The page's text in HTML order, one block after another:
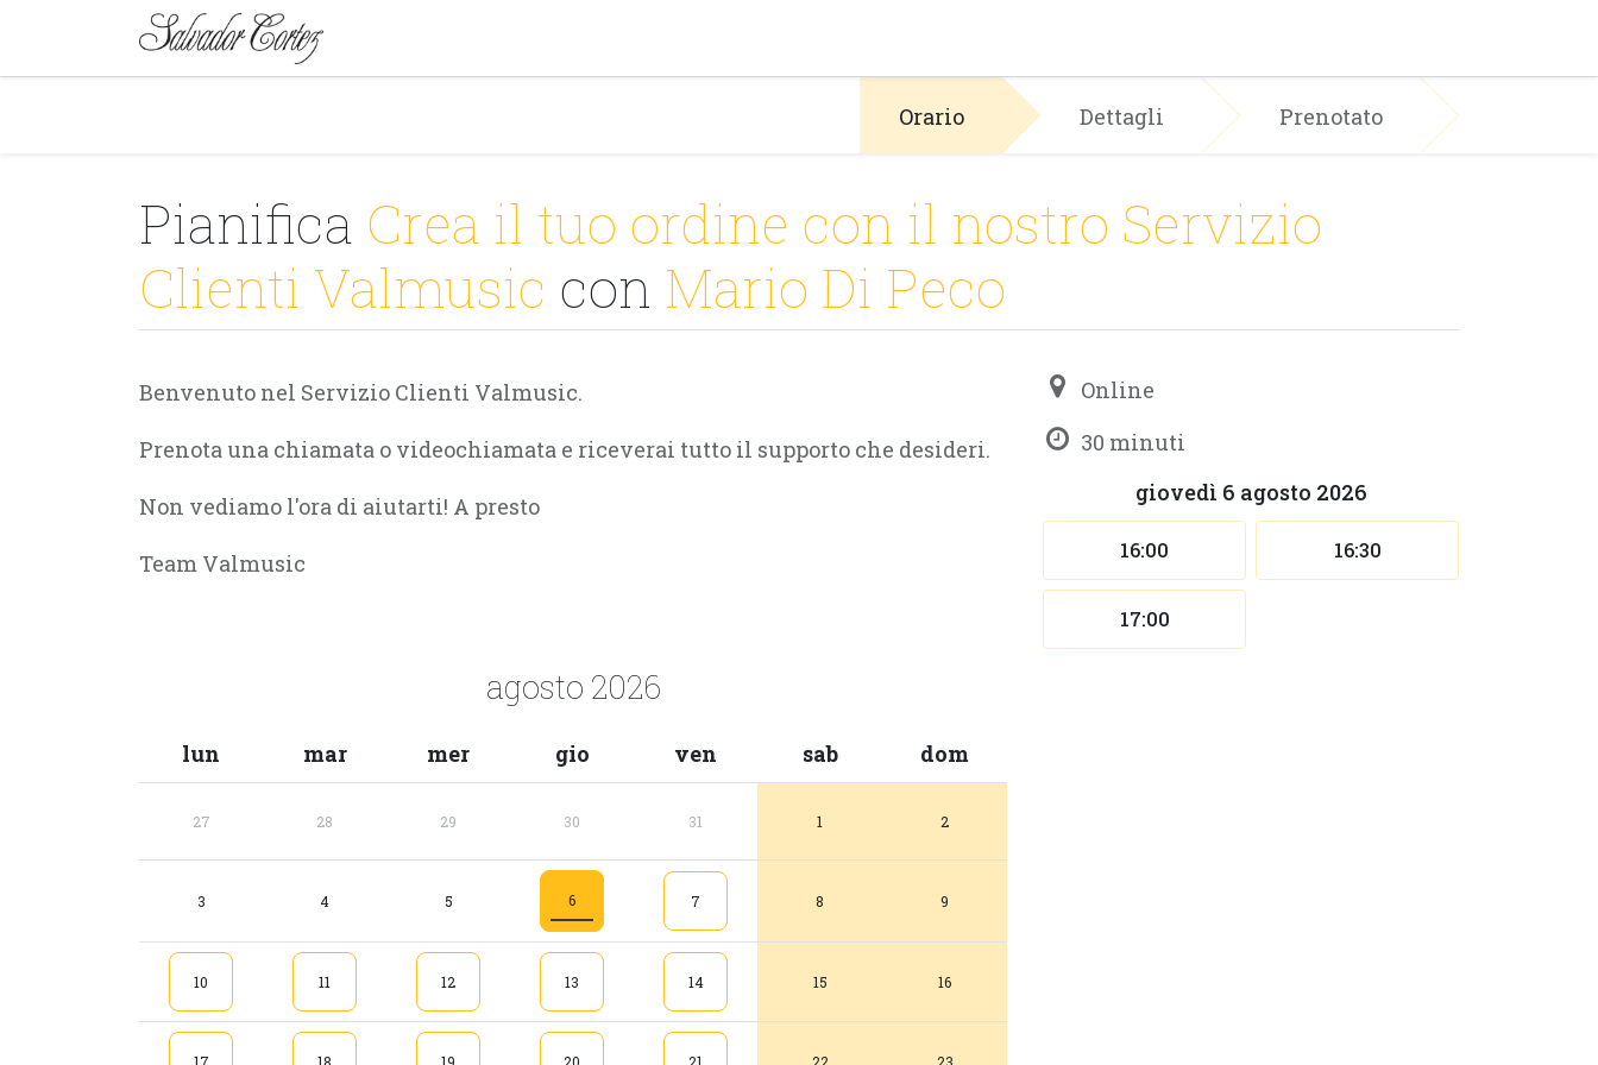
Orario Dettagli Prenotato
Pianifica Crea il tuo ordine con il nostro Servizio
Clienti Valmusic con Mario Di Peco
Benvenuto nel Servizio Clienti Valmusic.
Prenota una chiamata o videochiamata e riceverai tutto il supporto che desideri.
Non vediamo l'ora di aiutarti! A presto
Team Valmusic
agosto 2026
lun mar mer gio ven sab dom
27 28 29 30 31 1 2
3 4 5 6 7 8 9
10 11 12 13 14 15 16
Online
30 minuti
giovedì 6 agosto 2026
16:00 16:30
17:00